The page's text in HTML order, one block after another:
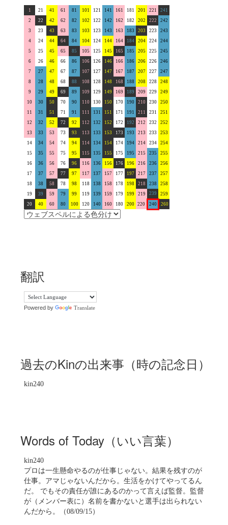
1 21 41 61 81 101 121 141 161 181 201 221
241
2
22 42 62 82 102 122 142 162 182 202 222
242
3
23 43 63 83 103 123 143 163 183 203 223
243
4
24 44 64 84 104 124 144 164 184 204 224
244
5
25 45 65 85 105 125 145 165 185 205 225
245
6
26 46 66 86 106 126 146 166 186 206 226
246
7
27 47 67 87 107 127 147 167 187 207 227
247
8
28 48 68 88 108 128 148 168 188 208 228
248
9
29 49 69 89 109 129 149 169 189 209 229
249
10
30 50 70 90 110 130 150 170 190 210 230
250
11
31 51 71 91 111 131 151 171 191 211 231
251
12
32 52 72 92 112 132 152 172 192 212 232
252
13
33 53 73 93 113 133 153 173 193 213 233
253
14
34 54 74 94 114 134 154 174 194 214 234
254
15
35 55 75 95 115 135 155 175 195 215 235
255
16
36 56 76 96 116 136 156 176 196 216 236
256
17
37 57 77 97 117 137 157 177 197 217 237
257
18
38 58 78 98 118 138 158 178 198 218 238
258
19
39 59 79 99 119 139 159 179 199 219 239
259
20
40 60 80 100 120 140 160 180 200 220 240 260
翻訳
Powered by Translate
過去のKinの出来事（時の記念日）
kin240
Words of Today（いい言葉）
kin240
プロは一生懸命やるのが仕事じゃない。結果を残すのが
仕事。アマじゃないんだから。生活をかけてやってるん
だ。 でもその責任が誰にあるのかって言えば監督。監督
が（メンバー表に）名前を書かないと選手は出られない
んだから。（08/09/15）